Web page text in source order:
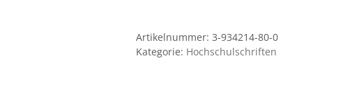
Sprache
Menge
Artikelnummer: 3-934214-80-0
Kategorie: Hochschulschriften